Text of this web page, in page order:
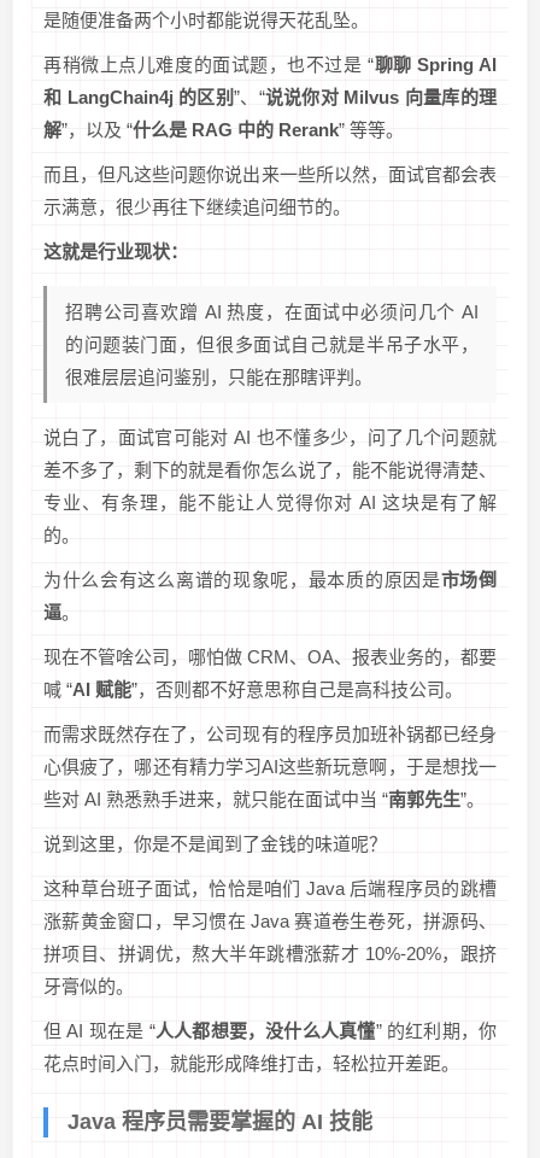
是随便准备两个小时都能说得天花乱坠。
再稍微上点儿难度的面试题，也不过是 “聊聊 Spring AI
和 LangChain4j 的区别 ”、“说说你对 Milvus 向量库的理
解”，以及 “什么是 RAG 中的 Rerank” 等等。
而且，但凡这些问题你说出来一些所以然，面试官都会表
示满意，很少再往下继续追问细节的。
这就是行业现状：
招聘公司喜欢蹭 AI 热度，在面试中必须问几个 AI
的问题装门面，但很多面试自己就是半吊子水平，
很难层层追问鉴别，只能在那瞎评判。
说白了，面试官可能对 AI 也不懂多少，问了几个问题就
差不多了，剩下的就是看你怎么说了，能不能说得清楚、
专业、有条理，能不能让人觉得你对 AI 这块是有了解
的。
为什么会有这么离谱的现象呢，最本质的原因是市场倒
逼。
现在不管啥公司，哪怕做 CRM、OA、报表业务的，都要
喊 “AI 赋能”，否则都不好意思称自己是高科技公司。
而需求既然存在了，公司现有的程序员加班补锅都已经身
心俱疲了，哪还有精力学习AI这些新玩意啊，于是想找一
些对 AI 熟悉熟手进来，就只能在面试中当 “南郭先生”。
说到这里，你是不是闻到了金钱的味道呢？
这种草台班子面试，恰恰是咱们 Java 后端程序员的跳槽
涨薪黄金窗口，早习惯在 Java 赛道卷生卷死，拼源码、
拼项目、拼调优，熬大半年跳槽涨薪才 10%-20%，跟挤
牙膏似的。
但 AI 现在是 “人人都想要，没什么人真懂” 的红利期，你
花点时间入门，就能形成降维打击，轻松拉开差距。
Java 程序员需要掌握的 AI 技能